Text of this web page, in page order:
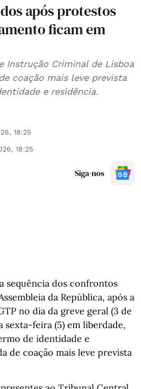
após protestos
ficam em
Instrução Criminal de Lisboa
coação mais leve prevista
e residência.
18:25
18:25
Siga-nos
sequência dos confrontos
da República, após a
no dia da greve geral (3 de
sexta-feira (5) em liberdade,
de identidade e
de coação mais leve prevista